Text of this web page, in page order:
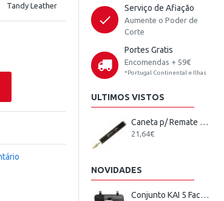
Tandy Leather
Serviço de Afiação
Aumente o Poder de
Corte
Portes Gratis
Encomendas + 59€
*Portugal Continental e Ilhas
ULTIMOS VISTOS
Caneta p/ Remate de Bordas
21,64€
NOVIDADES
Conjunto KAI 5 Facas Japonesas + Estojo